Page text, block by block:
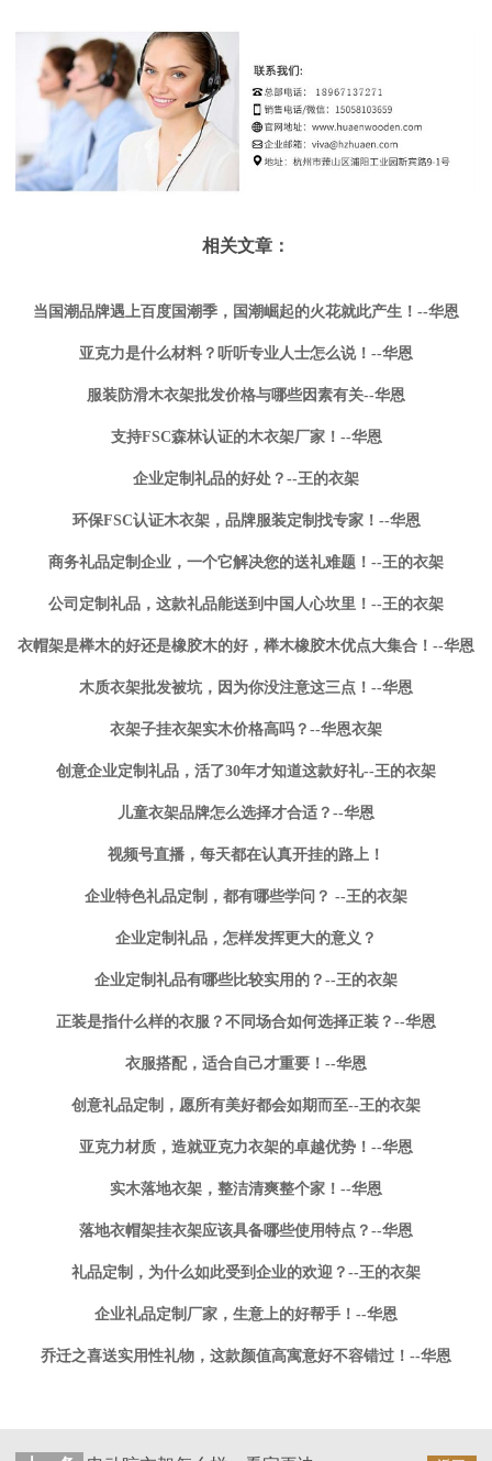
相关文章：
当国潮品牌遇上百度国潮季，国潮崛起的火花就此产生！--华恩
亚克力是什么材料？听听专业人士怎么说！--华恩
服装防滑木衣架批发价格与哪些因素有关--华恩
支持FSC森林认证的木衣架厂家！--华恩
企业定制礼品的好处？--王的衣架
环保FSC认证木衣架，品牌服装定制找专家！--华恩
商务礼品定制企业，一个它解决您的送礼难题！--王的衣架
公司定制礼品，这款礼品能送到中国人心坎里！--王的衣架
衣帽架是榉木的好还是橡胶木的好，榉木橡胶木优点大集合！--华恩
木质衣架批发被坑，因为你没注意这三点！--华恩
衣架子挂衣架实木价格高吗？--华恩衣架
创意企业定制礼品，活了30年才知道这款好礼--王的衣架
儿童衣架品牌怎么选择才合适？--华恩
视频号直播，每天都在认真开挂的路上！
企业特色礼品定制，都有哪些学问？ --王的衣架
企业定制礼品，怎样发挥更大的意义？
企业定制礼品有哪些比较实用的？--王的衣架
正装是指什么样的衣服？不同场合如何选择正装？--华恩
衣服搭配，适合自己才重要！--华恩
创意礼品定制，愿所有美好都会如期而至--王的衣架
亚克力材质，造就亚克力衣架的卓越优势！--华恩
实木落地衣架，整洁清爽整个家！--华恩
落地衣帽架挂衣架应该具备哪些使用特点？--华恩
礼品定制，为什么如此受到企业的欢迎？--王的衣架
企业礼品定制厂家，生意上的好帮手！--华恩
乔迁之喜送实用性礼物，这款颜值高寓意好不容错过！--华恩